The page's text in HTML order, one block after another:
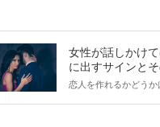
女性が話しかけ
に出すサインと
は？
恋人を作れるかどうか